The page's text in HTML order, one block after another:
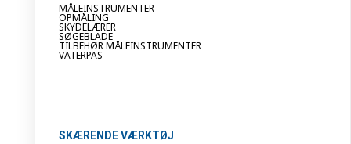
MÅLEINSTRUMENTER
OPMÅLING
SKYDELÆRER
SØGEBLADE
TILBEHØR MÅLEINSTRUMENTER
VATERPAS
SKÆRENDE VÆRKTØJ